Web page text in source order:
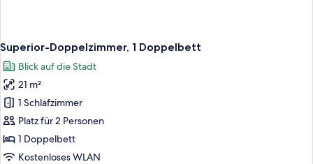
Superior-Doppelzimmer, 1 Doppelbett
Blick auf die Stadt
21 m²
1 Schlafzimmer
Platz für 2 Personen
1 Doppelbett
Kostenloses WLAN